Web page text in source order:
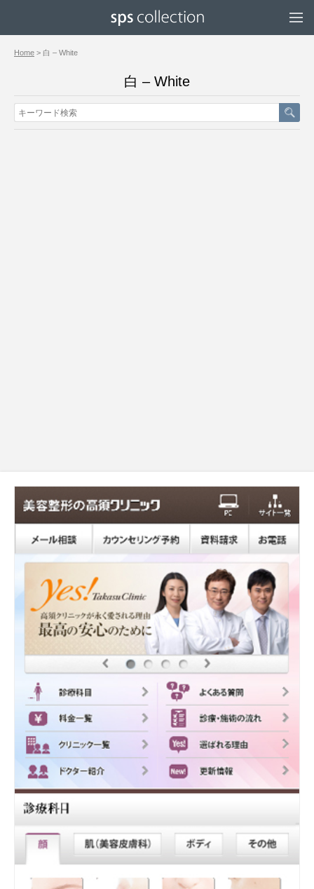
Home > 白 – White
白 – White